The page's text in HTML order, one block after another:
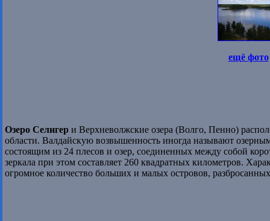
ещё фото
Озеро Селигер и Верхневолжские озера (Волго, Пенно)
области. Валдайскую возвышенность иногда называют
состоящим из 24 плесов и озер, соединенных между собой
зеркала при этом составляет 260 квадратных километров.
огромное количество больших и малых островов,